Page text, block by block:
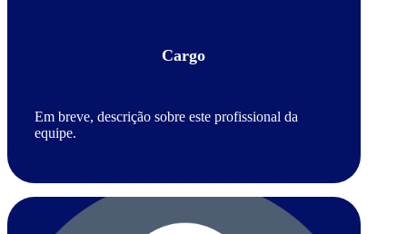
Cargo
Em breve, descrição sobre este profissional da
equipe.